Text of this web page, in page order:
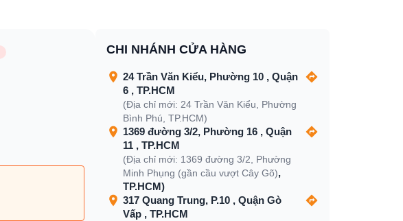
CHI NHÁNH CỬA HÀNG
24 Trần Văn Kiểu, Phường 10 , Quận
6 , TP.HCM
(Địa chỉ mới: 24 Trần Văn Kiểu, Phường
Bình Phú, TP.HCM)
1369 đường 3/2, Phường 16 , Quận
11 , TP.HCM
(Địa chỉ mới: 1369 đường 3/2, Phường
Minh Phụng (gần cầu vượt Cây Gõ),
TP.HCM)
317 Quang Trung, P.10 , Quận Gò
Vấp , TP.HCM